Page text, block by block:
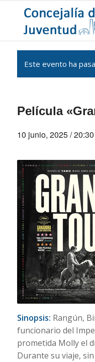
Este evento ha
Película
10 junio, 2025 / 20:30
Sinopsis: Rangún,
funcionario del
prometida Molly el
Durante su viaje,